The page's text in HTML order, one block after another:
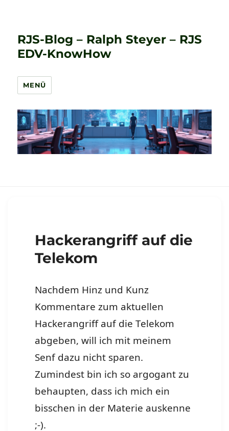
RJS-Blog – Ralph Steyer – RJS
EDV-KnowHow
MENÜ
Hackerangriff auf die
Telekom
Nachdem Hinz und Kunz
Kommentare zum aktuellen
Hackerangriff auf die Telekom
abgeben, will ich mit meinem
Senf dazu nicht sparen.
Zumindest bin ich so argogant zu
behaupten, dass ich mich ein
bisschen in der Materie auskenne
;-).